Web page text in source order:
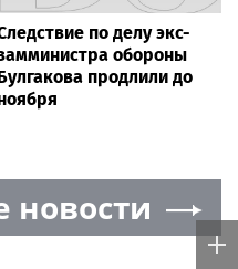
по делу экс-
обороны
продлили до